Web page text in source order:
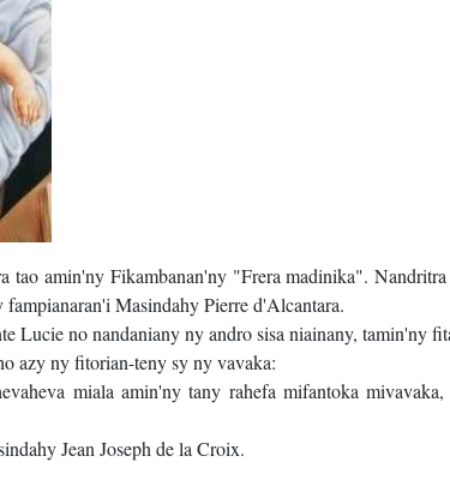
tao amin'ny Fikambanan'ny "Frera madinika".
Masindahy Pierre d'Alcantara.
Lucie no nandaniany ny andro sisa niainany, tamin'ny
azy ny fitorian-teny sy ny vavaka:
miala amin'ny tany rahefa mifantoka
Jean Joseph de la Croix.